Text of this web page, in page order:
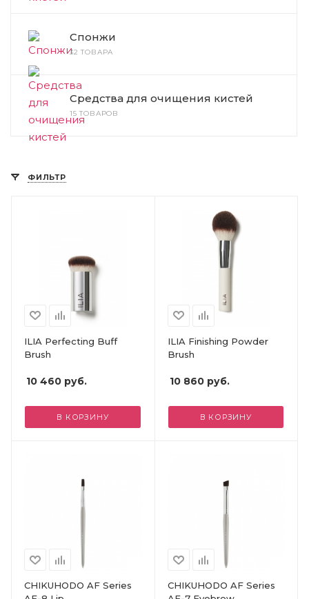
Спонжи
32 ТОВАРА
Средства для очищения кистей
15 ТОВАРОВ
ФИЛЬТР
ILIA Perfecting Buff
Brush
10 460 руб.
В КОРЗИНУ
ILIA Finishing Powder
Brush
10 860руб.
В КОРЗИНУ
CHIKUHODO AF Series
CHIKUHODO AF Series